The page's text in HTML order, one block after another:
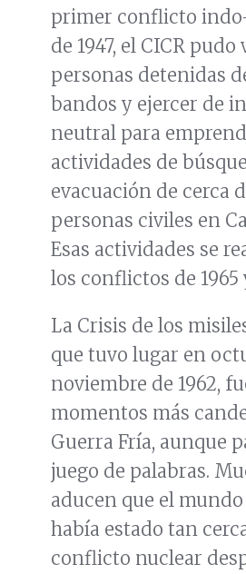
primer conflicto
de 1947, el CICR pudo
personas detenidas
bandos y ejercer de
neutral para
actividades de
evacuación de cerca
personas civiles en
Esas actividades se
los conflictos de 1965
La Crisis de los
que tuvo lugar en
noviembre de 1962,
momentos más
Guerra Fría, aunque
juego de palabras.
aducen que el
había estado tan
conflicto nuclear